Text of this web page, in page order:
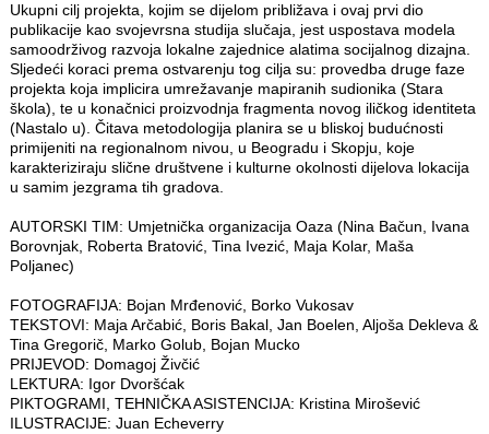
Ukupni cilj projekta, kojim se dijelom približava i ovaj prvi dio
publikacije kao svojevrsna studija slučaja, jest uspostava modela
samoodrživog razvoja lokalne zajednice alatima socijalnog dizajna.
Sljedeći koraci prema ostvarenju tog cilja su: provedba druge faze
projekta koja implicira umrežavanje mapiranih sudionika (Stara
škola), te u konačnici proizvodnja fragmenta novog iličkog identiteta
(Nastalo u). Čitava metodologija planira se u bliskoj budućnosti
primijeniti na regionalnom nivou, u Beogradu i Skopju, koje
karakteriziraju slične društvene i kulturne okolnosti dijelova lokacija
u samim jezgrama tih gradova.
AUTORSKI TIM: Umjetnička organizacija Oaza (Nina Bačun, Ivana
Borovnjak, Roberta Bratović, Tina Ivezić, Maja Kolar, Maša
Poljanec)
FOTOGRAFIJA: Bojan Mrđenović, Borko Vukosav
TEKSTOVI: Maja Arčabić, Boris Bakal, Jan Boelen, Aljoša Dekleva &
Tina Gregorič, Marko Golub, Bojan Mucko
PRIJEVOD: Domagoj Živčić
LEKTURA: Igor Dvoršćak
PIKTOGRAMI, TEHNIČKA ASISTENCIJA: Kristina Mirošević
ILUSTRACIJE: Juan Echeverry